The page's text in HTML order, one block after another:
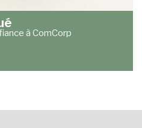
à ComCorp